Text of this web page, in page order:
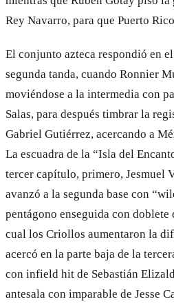
Rey Navarro, para que Puerto
El conjunto azteca respondió en
segunda tanda, cuando Ronnier
moviéndose a la intermedia con
Salas, para después timbrar la
Gabriel Gutiérrez, acercando a
La escuadra de la “Isla del
tercer capítulo, primero, Jesmuel
avanzó a la segunda base con
pentágono enseguida con
cual los Criollos aumentaron la
acercó en la parte baja de la
con infield hit de Sebastián
antesala con imparable de Jesse